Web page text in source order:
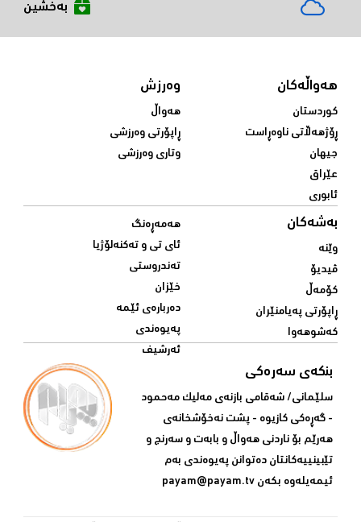
بەخشین
هەواڵەکان
کوردستان
ڕۆژهەڵاتی ناوەڕاست
جیهان
عێراق
ئابوری
وەرزش
هەواڵ
ڕاپۆرتی وەرزشی
وتاری وەرزشی
بەشەکان
وێنە
ڤیدیۆ
کۆمەڵ
ڕاپۆرتی پەیامنێران
کەشوهەوا
هەمەڕەنگ
ئای تی و تەکنەلۆژیا
تەندروستی
خێزان
دەربارەی ئێمە
پەیوەندی
ئەرشیف
بنکەی سەرەکی
سلێمانی/ شه‌قامی بازنه‌ی مه‌لیک مه‌حمود
- گه‌ڕه‌کی کازیوه‌ - پشت نه‌خۆشخانه‌ی‌
هه‌رێم بۆ ناردنی‌ هه‌واڵ و بابه‌ت و سه‌رنج و
تێبینییه‌كانتان ده‌توانن په‌یوه‌ندی‌ به‌م
ئیمه‌یله‌وه‌ بكه‌ن payam@payam.tv